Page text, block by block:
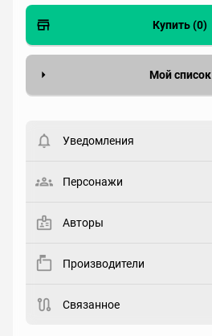
Купить (0)
Мой список
Статус
Рейтинг
Реакция
Уведомления
Персонажи
Авторы
Производители
Связанное